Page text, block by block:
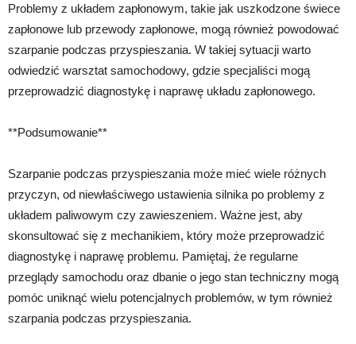
Problemy z układem zapłonowym, takie jak uszkodzone świece
zapłonowe lub przewody zapłonowe, mogą również powodować
szarpanie podczas przyspieszania. W takiej sytuacji warto
odwiedzić warsztat samochodowy, gdzie specjaliści mogą
przeprowadzić diagnostykę i naprawę układu zapłonowego.
**Podsumowanie**
Szarpanie podczas przyspieszania może mieć wiele różnych
przyczyn, od niewłaściwego ustawienia silnika po problemy z
układem paliwowym czy zawieszeniem. Ważne jest, aby
skonsultować się z mechanikiem, który może przeprowadzić
diagnostykę i naprawę problemu. Pamiętaj, że regularne
przeglądy samochodu oraz dbanie o jego stan techniczny mogą
pomóc uniknąć wielu potencjalnych problemów, w tym również
szarpania podczas przyspieszania.